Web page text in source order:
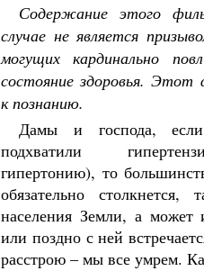
Содержание этого
случае не является
могущих кардинально
состояние здоровья. Этот
к познанию.
Дамы и господа,
подхватили
гипертонию), то
обязательно
населения Земли, а может
или поздно с ней
расстрою – мы все умрем.